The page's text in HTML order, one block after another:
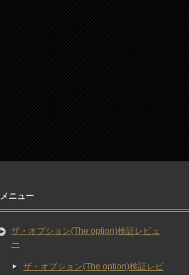
メニュー
ザ・オプション(The option)検証レビュ
ー
ザ・オプション(The option)検証レビ